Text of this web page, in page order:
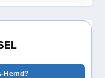
Hemd?